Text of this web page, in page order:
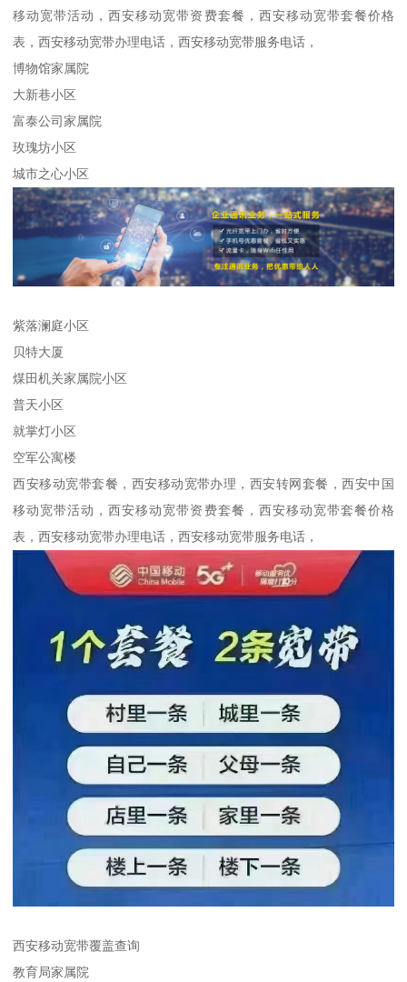
移动宽带活动，西安移动宽带资费套餐，西安移动宽带套餐价格
表，西安移动宽带办理电话，西安移动宽带服务电话，
博物馆家属院
大新巷小区
富泰公司家属院
玫瑰坊小区
城市之心小区
紫落澜庭小区
贝特大厦
煤田机关家属院小区
普天小区
就掌灯小区
空军公寓楼
西安移动宽带套餐，西安移动宽带办理，西安转网套餐，西安中国
移动宽带活动，西安移动宽带资费套餐，西安移动宽带套餐价格
表，西安移动宽带办理电话，西安移动宽带服务电话，
西安移动宽带覆盖查询
教育局家属院